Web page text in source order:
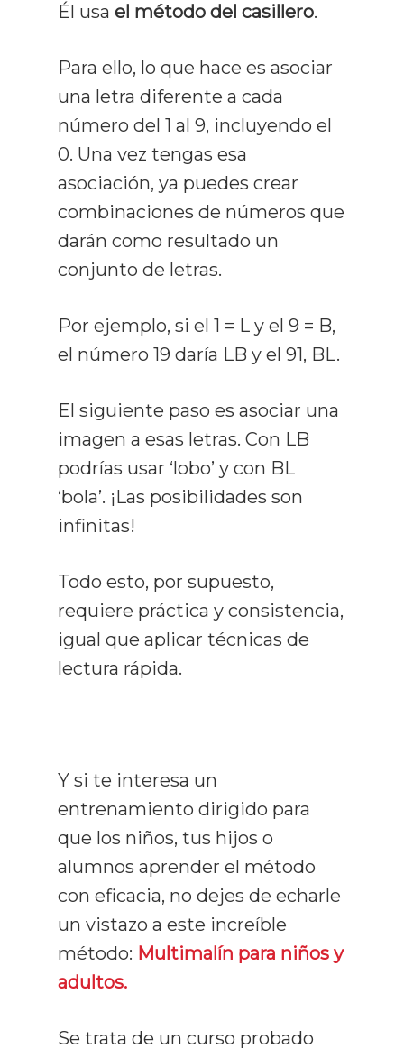
Él usa el método del casillero.
Para ello, lo que hace es asociar
una letra diferente a cada
número del 1 al 9, incluyendo el
0. Una vez tengas esa
asociación, ya puedes crear
combinaciones de números que
darán como resultado un
conjunto de letras.
Por ejemplo, si el 1 = L y el 9 = B,
el número 19 daría LB y el 91, BL.
El siguiente paso es asociar una
imagen a esas letras. Con LB
podrías usar ‘lobo’ y con BL
‘bola’. ¡Las posibilidades son
infinitas!
Todo esto, por supuesto,
requiere práctica y consistencia,
igual que aplicar técnicas de
lectura rápida.
Y si te interesa un
entrenamiento dirigido para
que los niños, tus hijos o
alumnos aprender el método
con eficacia, no dejes de echarle
un vistazo a este increíble
método: Multimalín para niños y
adultos.
Se trata de un curso probado